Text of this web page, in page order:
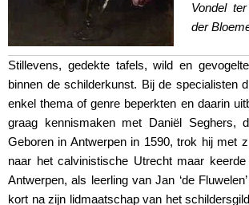
Vondel
der
Stillevens, gedekte tafels, wild en
binnen de schilderkunst. Bij de specialisten
enkel thema of genre beperkten en daarin
graag kennismaken met Daniël Seghers,
Geboren in Antwerpen in 1590, trok hij met
naar het calvinistische Utrecht maar
Antwerpen, als leerling van Jan ‘de
kort na zijn lidmaatschap van het